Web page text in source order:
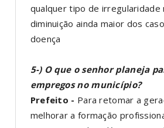
qualquer tipo de irregularidade
diminuição ainda maior dos
doença
5-) O que o senhor planeja
empregos no município?
Prefeito - Para retomar a
melhorar a formação